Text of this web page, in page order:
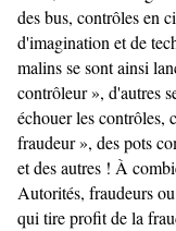
des bus, contrôles en
d'imagination et de
malins se sont ainsi
contrôleur », d'autres
échouer les contrôles,
fraudeur », des pots
et des autres ! À
Autorités, fraudeurs
qui tire profit de la